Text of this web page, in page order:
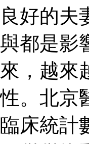
良好的夫
與都是影
來，越來
性。北京
臨床統計